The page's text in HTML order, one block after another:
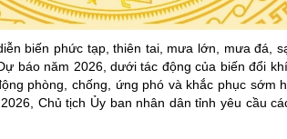
đề tổng hợp
biến phức tạp, thiên tai, mưa lớn, mưa đá,
báo năm 2026, dưới tác động của biến đổi
phòng, chống, ứng phó và khắc phục sớm
Chủ tịch Ủy ban nhân dân tỉnh yêu cầu